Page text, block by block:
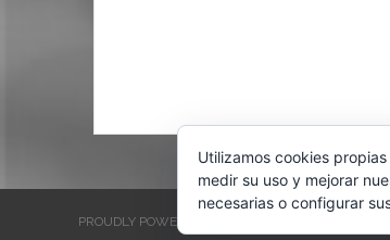
PROUDLY POWERED BY WORDPRESS
Utilizamos cookies
medir su uso y mejorar
necesarias o configurar